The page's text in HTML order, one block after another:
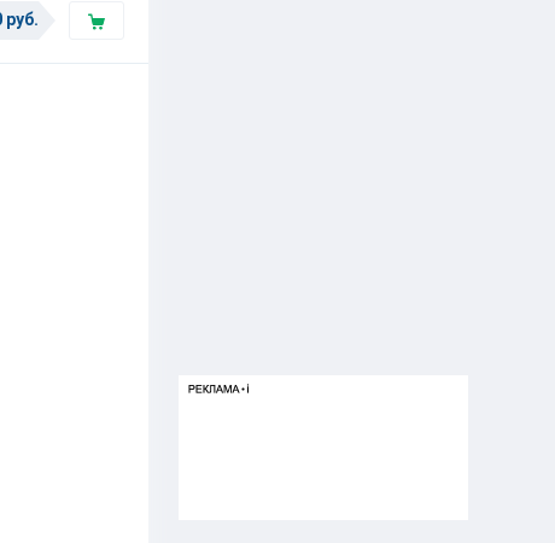
руб.